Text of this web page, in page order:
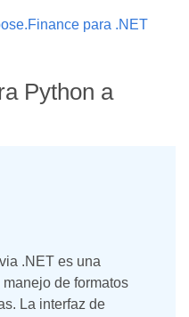
para .NET
Python a
.NET es una
de formatos
La interfaz de